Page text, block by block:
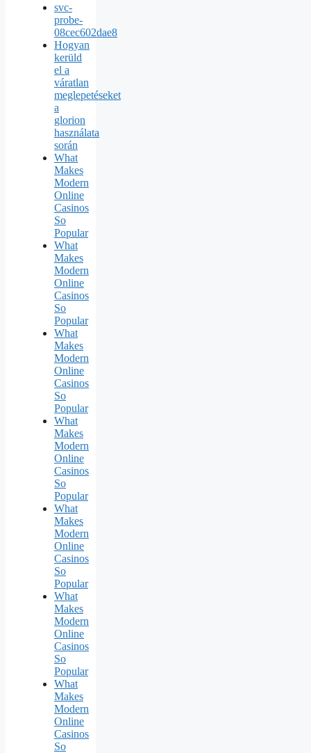
svc-
probe-
08cec602dae8
Hogyan
kerüld
el a
váratlan
meglepetéseket
a
glorion
használata
során
What
Makes
Modern
Online
Casinos
So
Popular
What
Makes
Modern
Online
Casinos
So
Popular
What
Makes
Modern
Online
Casinos
So
Popular
What
Makes
Modern
Online
Casinos
So
Popular
What
Makes
Modern
Online
Casinos
So
Popular
What
Makes
Modern
Online
Casinos
So
Popular
What
Makes
Modern
Online
Casinos
So